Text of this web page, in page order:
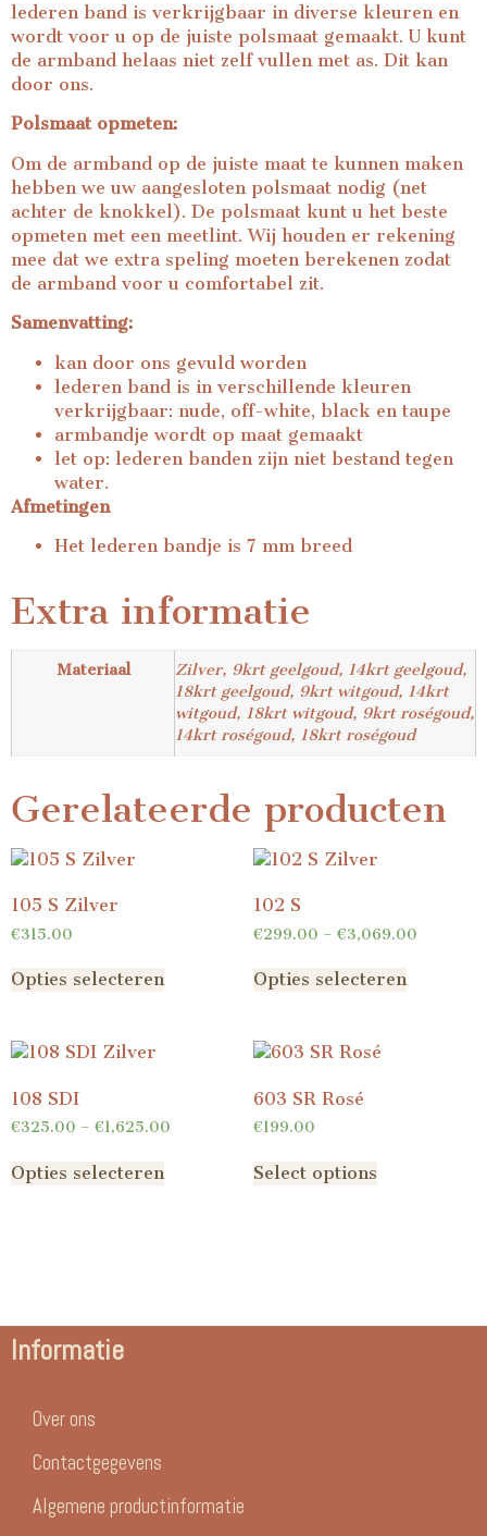
lederen band is verkrijgbaar in diverse kleuren en
wordt voor u op de juiste polsmaat gemaakt. U kunt
de armband helaas niet zelf vullen met as. Dit kan
door ons.
Polsmaat opmeten:
Om de armband op de juiste maat te kunnen maken
hebben we uw aangesloten polsmaat nodig (net
achter de knokkel). De polsmaat kunt u het beste
opmeten met een meetlint. Wij houden er rekening
mee dat we extra speling moeten berekenen zodat
de armband voor u comfortabel zit.
Samenvatting:
kan door ons gevuld worden
lederen band is in verschillende kleuren
verkrijgbaar: nude, off-white, black en taupe
armbandje wordt op maat gemaakt
let op: lederen banden zijn niet bestand tegen
water.
Afmetingen
Het lederen bandje is 7 mm breed
Extra informatie
Materiaal
Zilver, 9krt geelgoud, 14krt geelgoud,
18krt geelgoud, 9krt witgoud, 14krt
witgoud, 18krt witgoud, 9krt roségoud,
14krt roségoud, 18krt roségoud
Gerelateerde producten
105 S Zilver
€315.00
Opties selecteren
102 S
€299.00 – €3,069.00
Opties selecteren
108 SDI
€325.00 – €1,625.00
Opties selecteren
603 SR Rosé
€199.00
Select options
Informatie
Over ons
Contactgegevens
Algemene productinformatie